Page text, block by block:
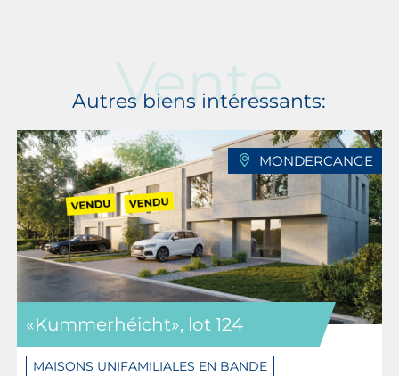
Vente
Autres biens intéressants:
MONDERCANGE
«Kummerhéicht», lot 124
MAISONS UNIFAMILIALES EN BANDE